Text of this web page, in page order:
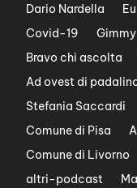
Dario Nardella
Covid-19
Bravo chi ascolta
Ad ovest di
Stefania Saccardi
Comune di Pisa
Comune di Livorno
altri-podcast